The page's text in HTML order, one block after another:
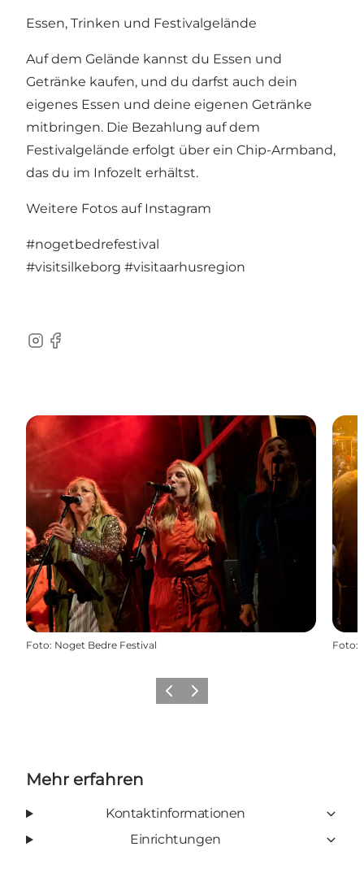
Essen, Trinken und Festivalgelände
Auf dem Gelände kannst du Essen und
Getränke kaufen, und du darfst auch dein
eigenes Essen und deine eigenen Getränke
mitbringen. Die Bezahlung auf dem
Festivalgelände erfolgt über ein Chip-Armband,
das du im Infozelt erhältst.
Weitere Fotos auf Instagram
#nogetbedrefestival
#visitsilkeborg #visitaarhusregion
Instagram
Facebook
Foto: Noget Bedre Festival Foto:
ZurückWeiter
Mehr erfahren
Kontaktinformationen
Einrichtungen